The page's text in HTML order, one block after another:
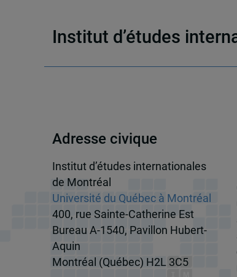
Institut d’études
Adresse civique
Institut d’études internationales
de Montréal
Université du Québec à Montréal
400, rue Sainte-Catherine Est
Bureau A-1540, Pavillon Hubert-
Aquin
Montréal (Québec) H2L 3C5